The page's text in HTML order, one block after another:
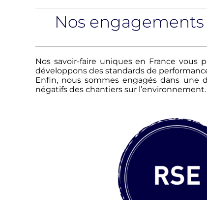
Nos
Nos savoir-faire uniques en France
développons des standards de
Enfin, nous sommes engagés dans une
négatifs des chantiers sur l’environnement.